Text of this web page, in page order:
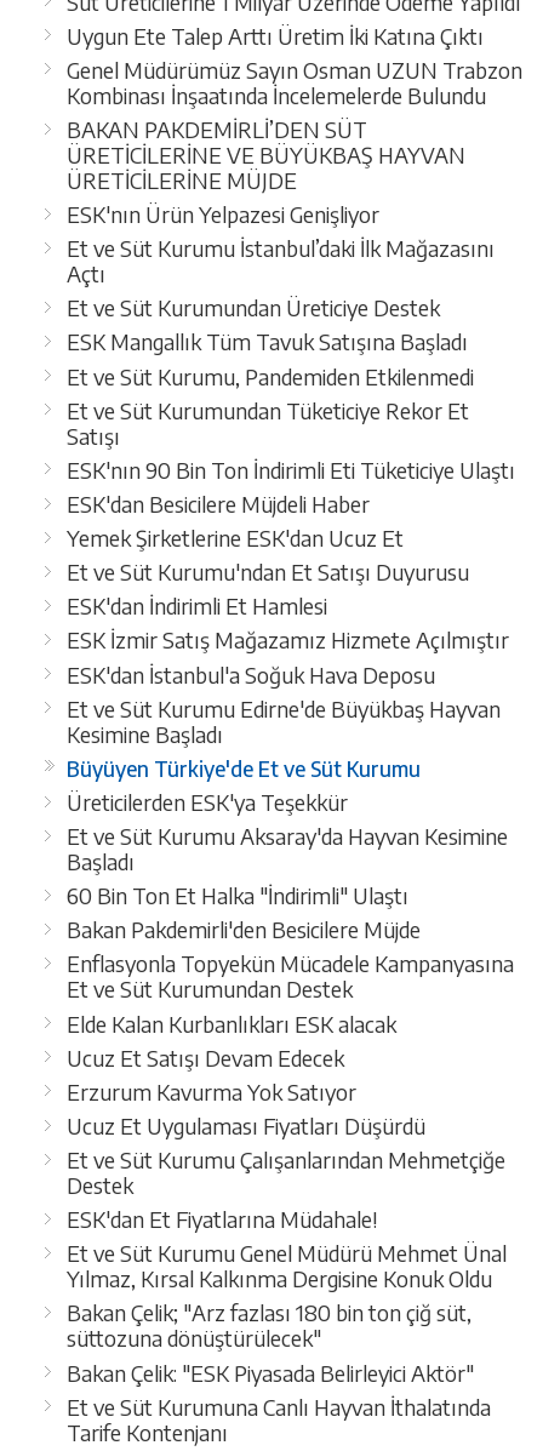
Uygun Ete Talep Arttı Üretim İki Katına Çıktı
Genel Müdürümüz Sayın Osman UZUN Trabzon
Kombinası İnşaatında İncelemelerde Bulundu
BAKAN PAKDEMİRLİ’DEN SÜT
ÜRETİCİLERİNE VE BÜYÜKBAŞ HAYVAN
ÜRETİCİLERİNE MÜJDE
ESK'nın Ürün Yelpazesi Genişliyor
Et ve Süt Kurumu İstanbul’daki İlk Mağazasını
Açtı
Et ve Süt Kurumundan Üreticiye Destek
ESK Mangallık Tüm Tavuk Satışına Başladı
Et ve Süt Kurumu, Pandemiden Etkilenmedi
Et ve Süt Kurumundan Tüketiciye Rekor Et
Satışı
ESK'nın 90 Bin Ton İndirimli Eti Tüketiciye Ulaştı
ESK'dan Besicilere Müjdeli Haber
Yemek Şirketlerine ESK'dan Ucuz Et
Et ve Süt Kurumu'ndan Et Satışı Duyurusu
ESK'dan İndirimli Et Hamlesi
ESK İzmir Satış Mağazamız Hizmete Açılmıştır
ESK'dan İstanbul'a Soğuk Hava Deposu
Et ve Süt Kurumu Edirne'de Büyükbaş Hayvan
Kesimine Başladı
Büyüyen Türkiye'de Et ve Süt Kurumu
Üreticilerden ESK'ya Teşekkür
Et ve Süt Kurumu Aksaray'da Hayvan Kesimine
Başladı
60 Bin Ton Et Halka "İndirimli" Ulaştı
Bakan Pakdemirli'den Besicilere Müjde
Enflasyonla Topyekün Mücadele Kampanyasına
Et ve Süt Kurumundan Destek
Elde Kalan Kurbanlıkları ESK alacak
Ucuz Et Satışı Devam Edecek
Erzurum Kavurma Yok Satıyor
Ucuz Et Uygulaması Fiyatları Düşürdü
Et ve Süt Kurumu Çalışanlarından Mehmetçiğe
Destek
ESK'dan Et Fiyatlarına Müdahale!
Et ve Süt Kurumu Genel Müdürü Mehmet Ünal
Yılmaz, Kırsal Kalkınma Dergisine Konuk Oldu
Bakan Çelik; "Arz fazlası 180 bin ton çiğ süt,
süttozuna dönüştürülecek"
Bakan Çelik: "ESK Piyasada Belirleyici Aktör"
Et ve Süt Kurumuna Canlı Hayvan İthalatında
Tarife Kontenjanı